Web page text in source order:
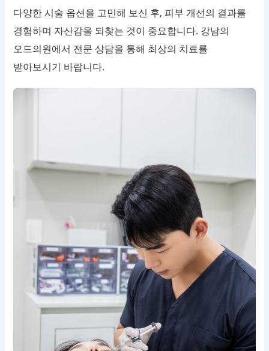
다양한 시술 옵션을 고민해 보신 후, 피부 개선의 결과를
경험하며 자신감을 되찾는 것이 중요합니다. 강남의
오드의원에서 전문 상담을 통해 최상의 치료를
받아보시기 바랍니다.